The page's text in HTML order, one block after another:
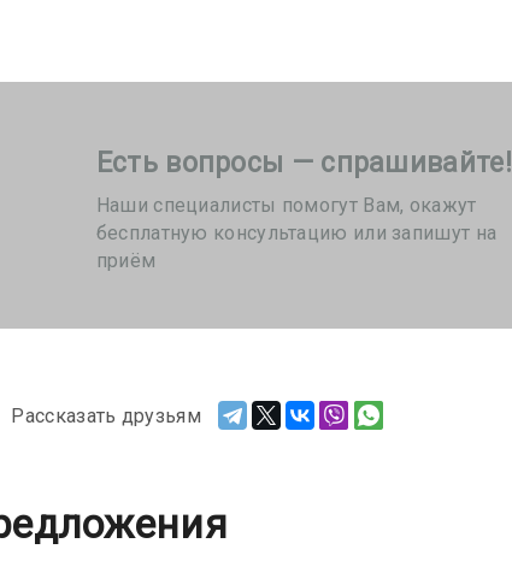
Есть вопросы — спрашивайте!
Наши специалисты помогут Вам, окажут
бесплатную консультацию или запишут на
приём
Рассказать друзьям